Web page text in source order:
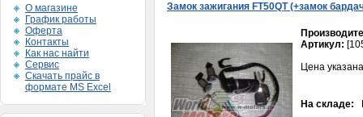
О магазине
График работы
Оферта
Контакты
Как нас найти
Сервис
Скачать прайс в
формате MS Excel
Замок зажигания FT50QT (+замок
Артикул:
Цена
На складе: